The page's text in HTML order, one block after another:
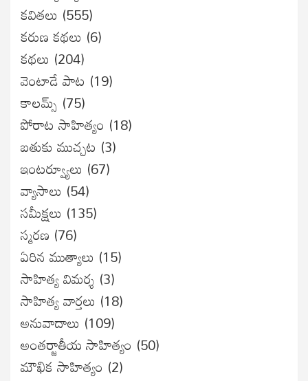
కవితలు (555)
కరుణ కథలు (6)
కథలు (204)
వెంటాడే పాట (19)
కాలమ్స్ (75)
పోరాట సాహిత్యం (18)
బతుకు ముచ్చట (3)
ఇంటర్వ్యూలు (67)
వ్యాసాలు (54)
సమీక్షలు (135)
స్మరణ (76)
ఏరిన ముత్యాలు (15)
సాహిత్య విమర్శ (3)
సాహిత్య వార్తలు (18)
అనువాదాలు (109)
అంతర్జాతీయ సాహిత్యం (50)
మౌఖిక సాహిత్యం (2)